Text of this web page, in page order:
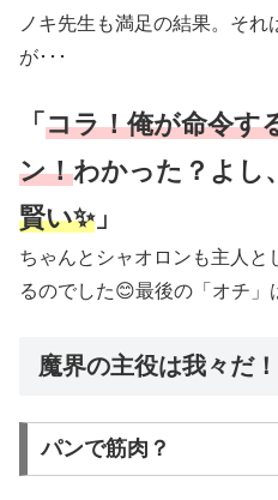
ノキ先生も満足の結果。そ
が･･･
「 コラ！俺が命令す
ン！わかった？よし、
賢い✨」
ちゃんとシャオロンも主人と
るのでした😊最後の「オチ
魔界の主役は我々だ
パンで筋肉？